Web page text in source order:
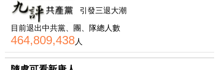
引發三退大潮
目前退出中共黨、團、隊總人數
464,809,438人